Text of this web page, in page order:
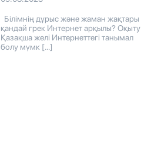
Білімнің дұрыс және жаман жақтары
қандай грек Интернет арқылы? Оқыту
Қазақша желі Интернеттегі танымал
болу мүмк […]